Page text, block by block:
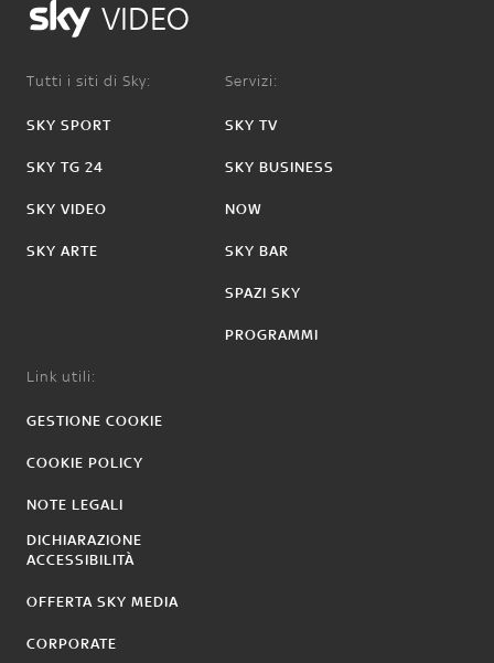
VIDEO
Tutti i siti di Sky:
SKY SPORT
SKY TG 24
SKY VIDEO
SKY ARTE
Servizi:
SKY TV
SKY BUSINESS
NOW
SKY BAR
SPAZI SKY
PROGRAMMI
Link utili:
GESTIONE COOKIE
COOKIE POLICY
NOTE LEGALI
DICHIARAZIONE
ACCESSIBILITÀ
OFFERTA SKY MEDIA
CORPORATE